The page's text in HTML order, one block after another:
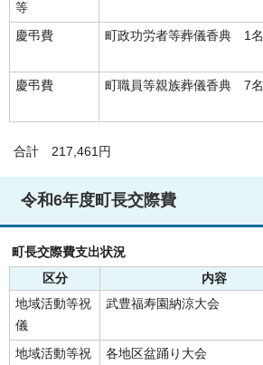
等
慶弔費 町政功労者等葬儀香典 1名
慶弔費 町職員等親族葬儀香典 7名
合計 217,461円
令和6年度町長交際費
町長交際費支出状況
区分 内容
地域活動等祝
儀
武豊福寿園納涼大会
地域活動等祝
各地区盆踊り大会